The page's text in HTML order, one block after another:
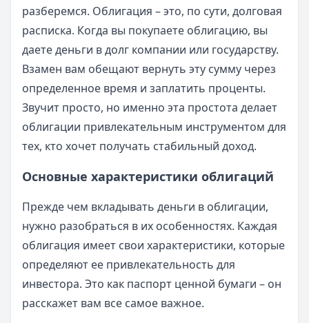
разберемся. Облигация – это, по сути, долговая
расписка. Когда вы покупаете облигацию, вы
даете деньги в долг компании или государству.
Взамен вам обещают вернуть эту сумму через
определенное время и заплатить проценты.
Звучит просто, но именно эта простота делает
облигации привлекательным инструментом для
тех, кто хочет получать стабильный доход.
Основные характеристики облигаций
Прежде чем вкладывать деньги в облигации,
нужно разобраться в их особенностях. Каждая
облигация имеет свои характеристики, которые
определяют ее привлекательность для
инвестора. Это как паспорт ценной бумаги – он
расскажет вам все самое важное.